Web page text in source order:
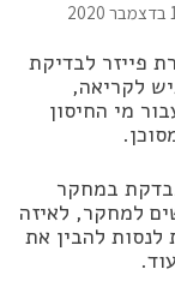
פייזר לבדיקת
לקריאה,
מי החיסון
במחקר
למחקר, לאיזה
להבין את